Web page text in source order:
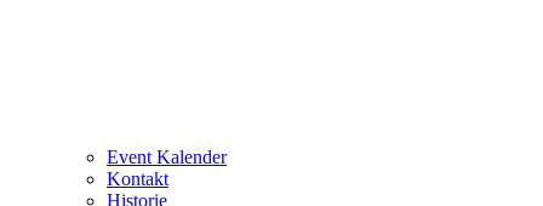
Event Kalender
Kontakt
Historie